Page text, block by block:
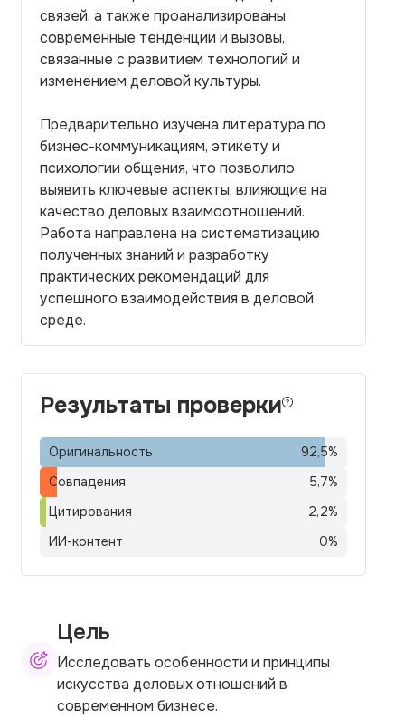
связей, а также проанализированы
современные тенденции и вызовы,
связанные с развитием технологий и
изменением деловой культуры.
Предварительно изучена литература по
бизнес-коммуникациям, этикету и
психологии общения, что позволило
выявить ключевые аспекты, влияющие на
качество деловых взаимоотношений.
Работа направлена на систематизацию
полученных знаний и разработку
практических рекомендаций для
успешного взаимодействия в деловой
среде.
Результаты проверки
Оригинальность 92,5%
Совпадения
5,7%
Цитирования
2,2%
ИИ-контент
0%
Цель
Исследовать особенности и принципы
искусства деловых отношений в
современном бизнесе.